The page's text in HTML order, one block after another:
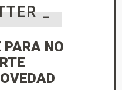
_
PARA NO